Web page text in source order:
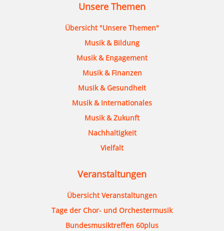
Unsere Themen
Übersicht "Unsere Themen"
Musik & Bildung
Musik & Engagement
Musik & Finanzen
Musik & Gesundheit
Musik & Internationales
Musik & Zukunft
Nachhaltigkeit
Vielfalt
Veranstaltungen
Übersicht Veranstaltungen
Tage der Chor- und Orchestermusik
Bundesmusiktreffen 60plus